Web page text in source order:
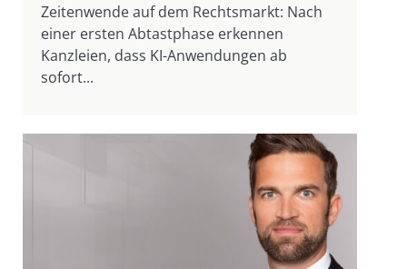
Zeitenwende auf dem Rechtsmarkt: Nach
einer ersten Abtastphase erkennen
Kanzleien, dass KI-Anwendungen ab
sofort...